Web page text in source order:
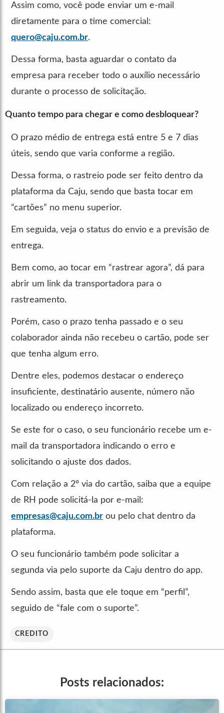
Assim como, você pode enviar um e-mail
diretamente para o time comercial:
quero@caju.com.br.
Dessa forma, basta aguardar o contato da
empresa para receber todo o auxílio necessário
durante o processo de solicitação.
Quanto tempo para chegar e como desbloquear?
O prazo médio de entrega está entre 5 e 7 dias
úteis, sendo que varia conforme a região.
Dessa forma, o rastreio pode ser feito dentro da
plataforma da Caju, sendo que basta tocar em
“cartões” no menu superior.
Em seguida, veja o status do envio e a previsão de
entrega.
Bem como, ao tocar em “rastrear agora”, dá para
abrir um link da transportadora para o
rastreamento.
Porém, caso o prazo tenha passado e o seu
colaborador ainda não recebeu o cartão, pode ser
que tenha algum erro.
Dentre eles, podemos destacar o endereço
insuficiente, destinatário ausente, número não
localizado ou endereço incorreto.
Se este for o caso, o seu funcionário recebe um e-
mail da transportadora indicando o erro e
solicitando o ajuste dos dados.
Com relação a 2º via do cartão, saiba que a equipe
de RH pode solicitá-la por e-mail:
empresas@caju.com.br ou pelo chat dentro da
plataforma.
O seu funcionário também pode solicitar a
segunda via pelo suporte da Caju dentro do app.
Sendo assim, basta que ele toque em “perfil”,
seguido de “fale com o suporte”.
CREDITO
Posts relacionados: